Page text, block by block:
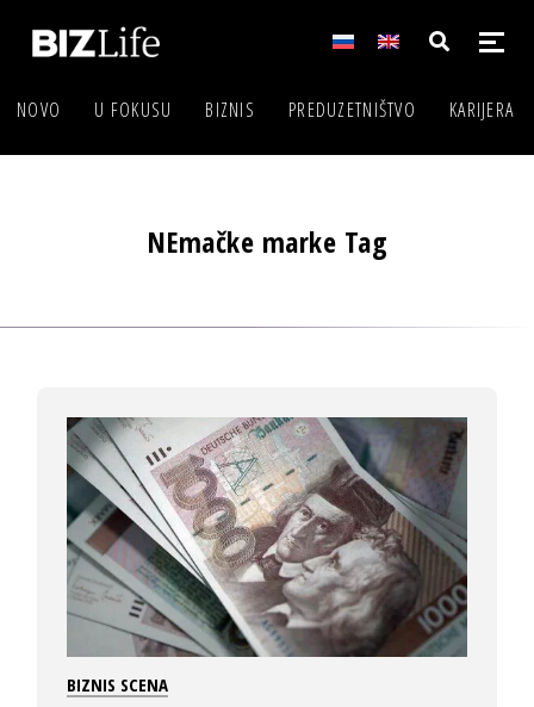
NOVO U FOKUSU BIZNIS PREDUZETNIŠTVO KARIJERA
NEmačke marke Tag
BIZNIS SCENA